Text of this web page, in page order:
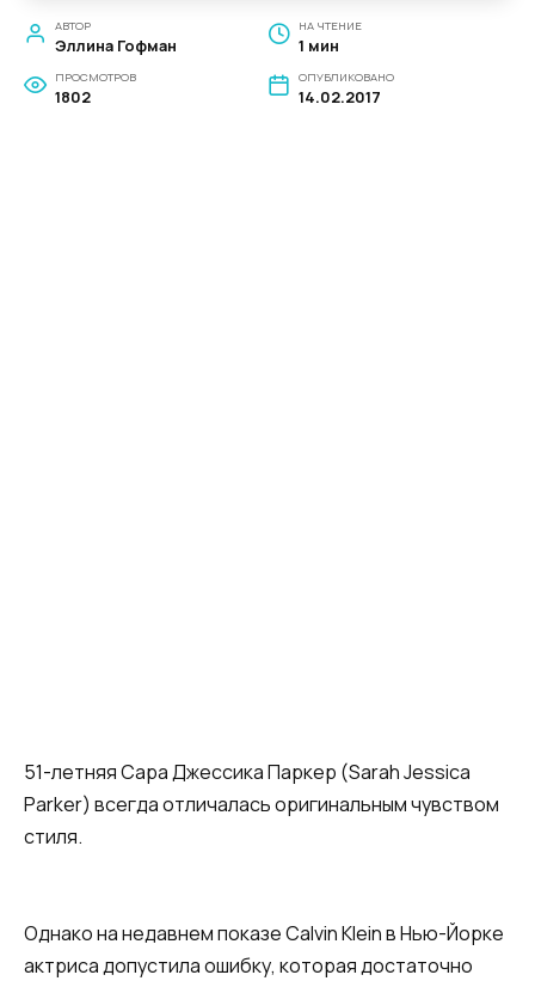
АВТОР
Эллина Гофман
НА ЧТЕНИЕ
1 мин
ПРОСМОТРОВ
1802
ОПУБЛИКОВАНО
14.02.2017
51-летняя Сара Джессика Паркер (Sarah Jessica
Parker) всегда отличалась оригинальным чувством
стиля.
Однако на недавнем показе Calvin Klein в Нью-Йорке
актриса допустила ошибку, которая достаточно